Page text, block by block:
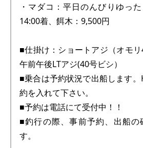
・マダコ：平日のんびりゆっ
14:00着、餌木：9,500円
■仕掛け：ショートアジ（オモリ
午前午後LTアジ(40号ビシ）
■乗合は予約状況で出船します
約を入れて下さい。
■予約は電話にて受付中！！
■釣行の際、事前予約、出船の
す。